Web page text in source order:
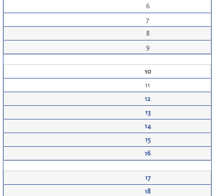
6
7
8
9
10
11
12
13
14
15
16
17
18